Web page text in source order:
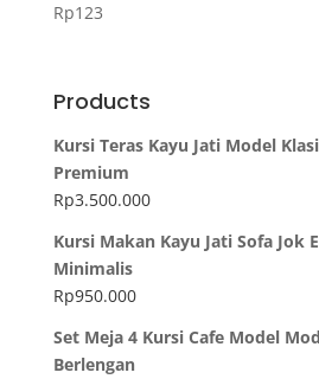
Rp123
Products
Kursi Teras Kayu Jati Model
Premium
Rp3.500.000
Kursi Makan Kayu Jati Sofa Jok
Minimalis
Rp950.000
Set Meja 4 Kursi Cafe Model
Berlengan